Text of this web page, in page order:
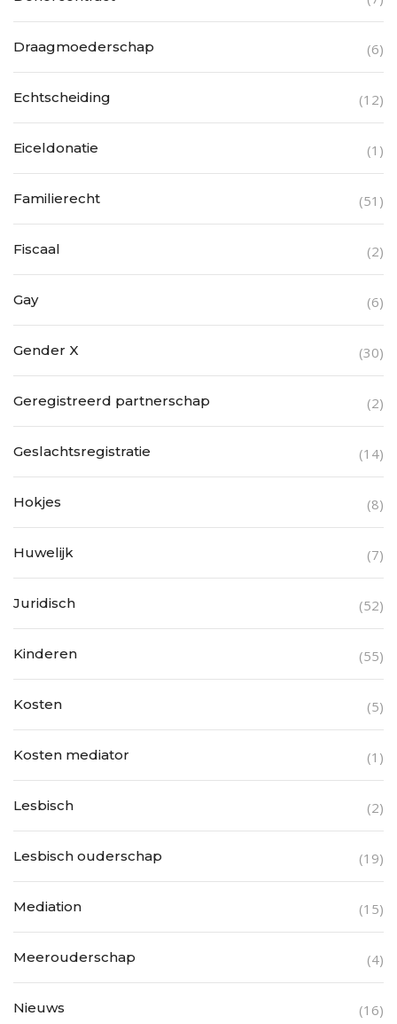
Draagmoederschap (6)
Echtscheiding (12)
Eiceldonatie (1)
Familierecht (51)
Fiscaal (2)
Gay (6)
Gender X (30)
Geregistreerd partnerschap (2)
Geslachtsregistratie (14)
Hokjes (8)
Huwelijk (7)
Juridisch (52)
Kinderen (55)
Kosten (5)
Kosten mediator (1)
Lesbisch (2)
Lesbisch ouderschap (19)
Mediation (15)
Meerouderschap (4)
Nieuws (16)